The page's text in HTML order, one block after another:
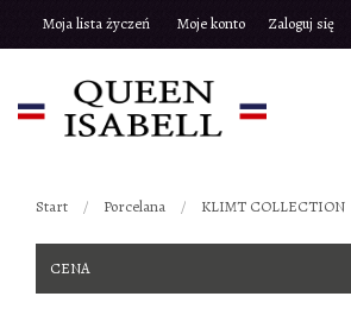
Moja lista życzeń Moje konto Zaloguj się
Start Porcelana KLIMT COLLECTION
CENA